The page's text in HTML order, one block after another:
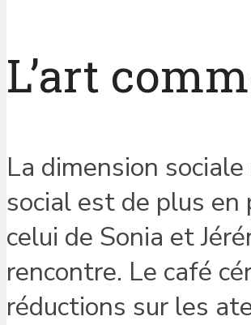
L’art
La dimension
social est de plus
celui de Sonia et
rencontre. Le café
réductions sur les